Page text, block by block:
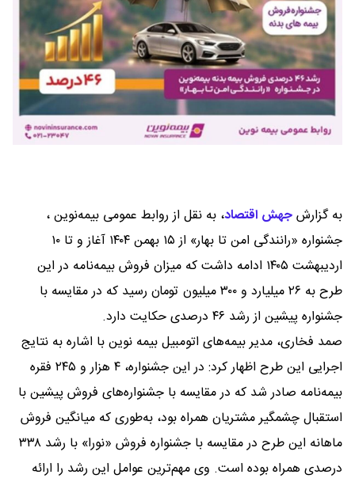
به گزارشجهش اقتصاد، به نقل از روابط عمومی بیمه‌نوین ،
جشنواره «رانندگی امن تا بهار» از ۱۵ بهمن ۱۴۰۴ آغاز و تا ۱۰
اردیبهشت ۱۴۰۵ ادامه داشت که میزان فروش بیمه‌نامه در این
طرح به ۲۶ میلیارد و ۳۰۰ میلیون تومان رسید که در مقایسه با
جشنواره پیشین از رشد ۴۶ درصدی حکایت دارد.
صمد فخاری، مدیر بیمه‌های اتومبیل بیمه نوین با اشاره به نتایج
اجرایی این طرح اظهار کرد: در این جشنواره، ۴ هزار و ۲۴۵ فقره
بیمه‌نامه صادر شد که در مقایسه با جشنواره‌های فروش پیشین با
استقبال چشمگیر مشتریان همراه بود، به‌طوری که میانگین فروش
ماهانه این طرح در مقایسه با جشنواره فروش «نورا» با رشد ۳۳۸
درصدی همراه بوده است. وی مهم‌ترین عوامل این رشد را ارائه